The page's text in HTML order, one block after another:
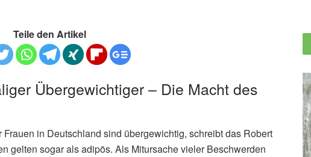
Teile den Artikel
Übergewichtiger – Die Macht des
in Deutschland sind übergewichtig, schreibt das Robert
gelten sogar als adipös. Als Mitursache vieler Beschwerden